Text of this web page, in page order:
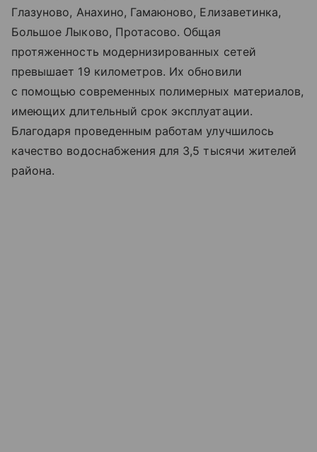
Глазуново, Анахино, Гамаюново, Елизаветинка,
Большое Лыково, Протасово. Общая
протяженность модернизированных сетей
превышает 19 километров. Их обновили
с помощью современных полимерных материалов,
имеющих длительный срок эксплуатации.
Благодаря проведенным работам улучшилось
качество водоснабжения для 3,5 тысячи жителей
района.